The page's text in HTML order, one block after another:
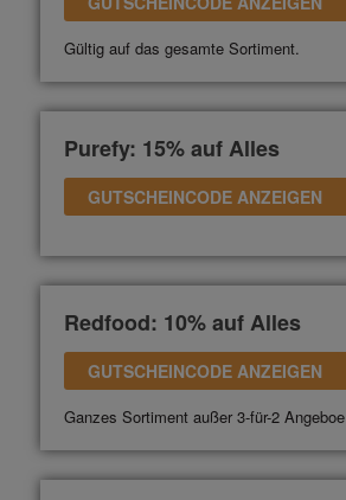
Gültig auf das gesamte Sortiment.
Purefy: 15% auf Alles
GUTSCHEINCODE ANZEIGEN
Redfood: 10% auf Alles
GUTSCHEINCODE ANZEIGEN
Ganzes Sortiment außer 3-für-2 Angeboe